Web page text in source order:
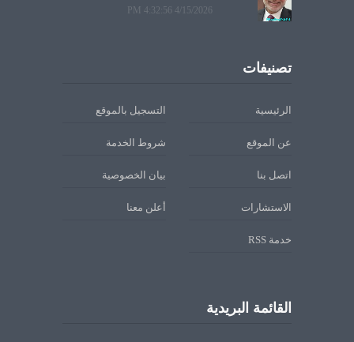
4/15/2026 4:32:56 PM
تصنيفات
الرئيسية التسجيل بالموقع
عن الموقع شروط الخدمة
اتصل بنا بيان الخصوصية
الاستشارات أعلن معنا
خدمة RSS
القائمة البريدية